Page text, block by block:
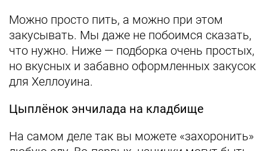
Можно просто пить, а можно при этом
закусывать. Мы даже не побоимся сказать,
что нужно. Ниже — подборка очень простых,
но вкусных и забавно оформленных закусок
для Хеллоуина.
Цыплёнок энчилада на кладбище
На самом деле так вы можете «захоронить»